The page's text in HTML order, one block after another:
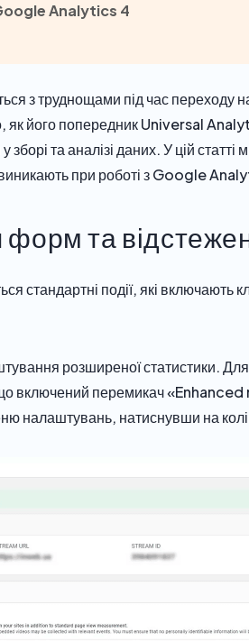
Analytics 4
з труднощами під час
як його попередник Universal
та аналізі даних. У цій
виникають при роботі з Google
та
стандартні події, які
розширеної статистики.
включений перемикач
налаштувань, натиснувши на